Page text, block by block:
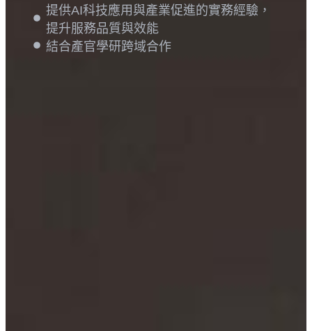
提供AI科技應用與產業促進的實務經驗，
提升服務品質與效能
結合產官學研跨域合作